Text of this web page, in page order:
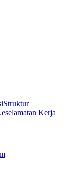
Struktur
Kerja